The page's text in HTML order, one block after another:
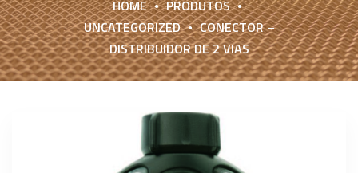
HOME
PRODUTOS
UNCATEGORIZED
CONECTOR –
DISTRIBUIDOR DE 2 VIAS